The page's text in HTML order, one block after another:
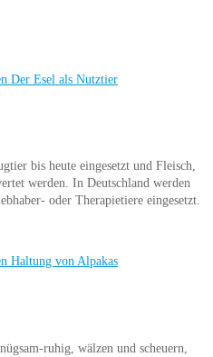
bis heute eingesetzt und Fleisch,
werden. In Deutschland werden
oder Therapietiere eingesetzt.
ruhig, wälzen und scheuern,